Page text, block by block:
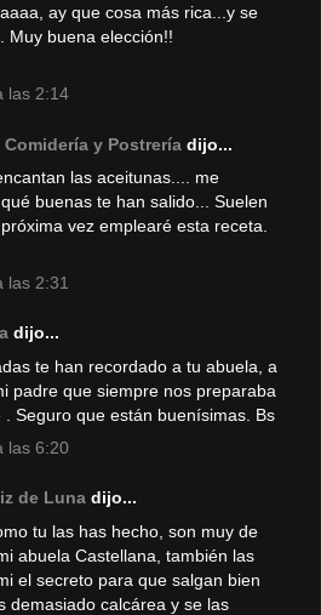
ay que cosa más rica...y se
Muy buena elección!!
las 2:14
y Postrería dijo...
las aceitunas.... me
buenas te han salido... Suelen
vez emplearé esta receta.
las 2:31
dijo...
te han recordado a tu abuela, a
padre que siempre nos preparaba
Seguro que están buenísimas. Bs
las 6:20
de Luna dijo...
tu las has hecho, son muy de
abuela Castellana, también las
el secreto para que salgan bien
demasiado calcárea y se las